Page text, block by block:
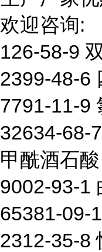
欢迎咨询:
126-58-9
2399-48-6
7791-11-9
32634-68-
甲酰酒石酸
9002-93-1
65381-09-
2312-35-8